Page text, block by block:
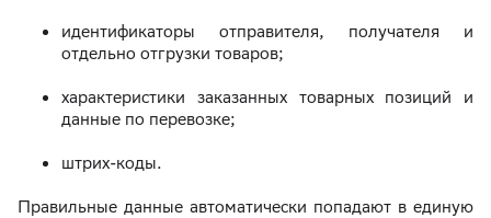
идентификаторы отправителя, получателя и
отдельно отгрузки товаров;
характеристики заказанных товарных позиций и
данные по перевозке;
штрих-коды.
Правильные данные автоматически попадают в единую